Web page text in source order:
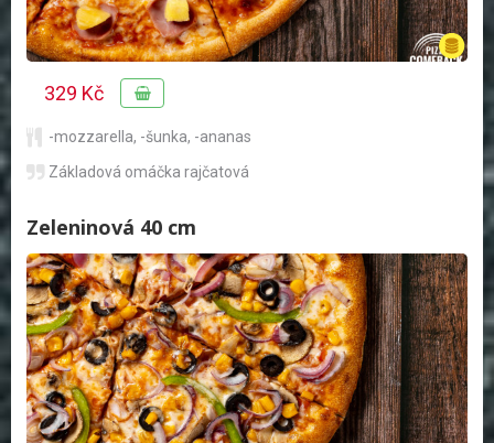
329 Kč
-mozzarella, -šunka, -ananas
Základová omáčka rajčatová
Zeleninová 40 cm